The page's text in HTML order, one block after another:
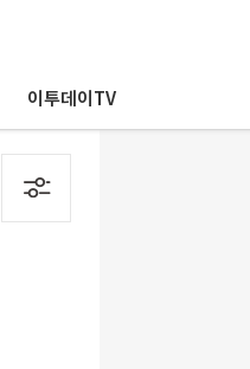
이투데이TV